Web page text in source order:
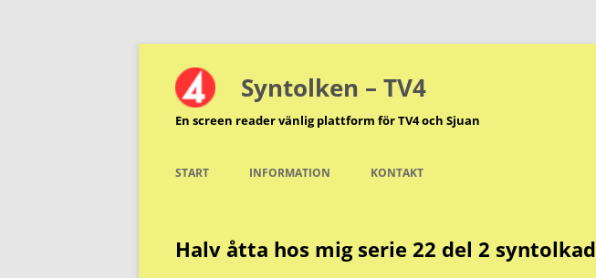
Hoppa
innehåll Syntolken – TV4
En screen reader vänlig plattform för TV4 och Sjuan
START INFORMATION KONTAKT
Halv åtta hos mig serie 22 del 2 syntolkad